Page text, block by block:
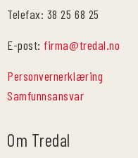
Telefax: 38 25 68 25
E-post:firma@tredal.no
Personvernerklæring
Samfunnsansvar
Om Tredal